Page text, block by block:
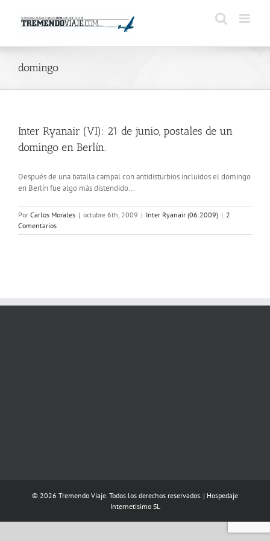
contenido
domingo
Inter Ryanair (VI): 21 de junio, postales de un
domingo en Berlín.
Después de una batalla campal con antidisturbios incluidos el domingo
en Berlín fue algo más distendido...
Por Carlos Morales | octubre 6th, 2009 | Inter Ryanair (06.2009) | 2
Comentarios
© 2026 Tremendo Viaje. Todos los derechos reservados. | Hospedaje
Internetisimo SL